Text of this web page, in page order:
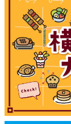
ランキング
ブログ記事
サイトについて